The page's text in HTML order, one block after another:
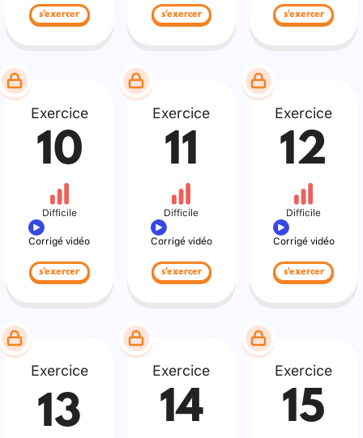
s'exercer s'exercer s'exercer
Exercice
10
Difficile
Corrigé vidéo
s'exercer
Exercice
11
Difficile
Corrigé vidéo
s'exercer
Exercice
12
Difficile
Corrigé vidéo
s'exercer
Exercice
13
Exercice
14
Exercice
15